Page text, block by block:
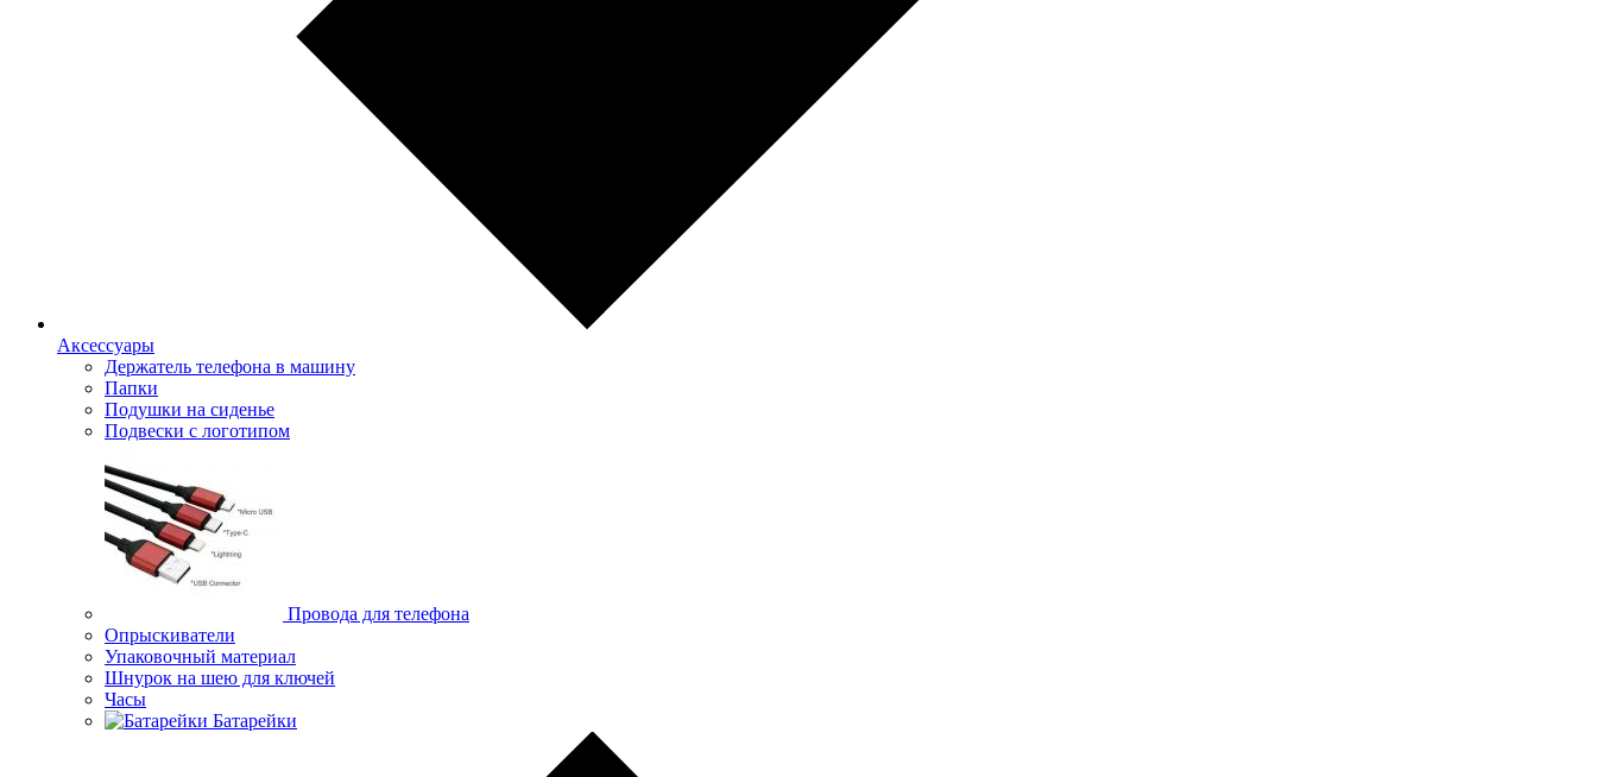
Аксессуары
Держатель телефона в машину
Папки
Подушки на сиденье
Подвески с логотипом
Провода для телефона
Опрыскиватели
Упаковочный материал
Шнурок на шею для ключей
Часы
Батарейки